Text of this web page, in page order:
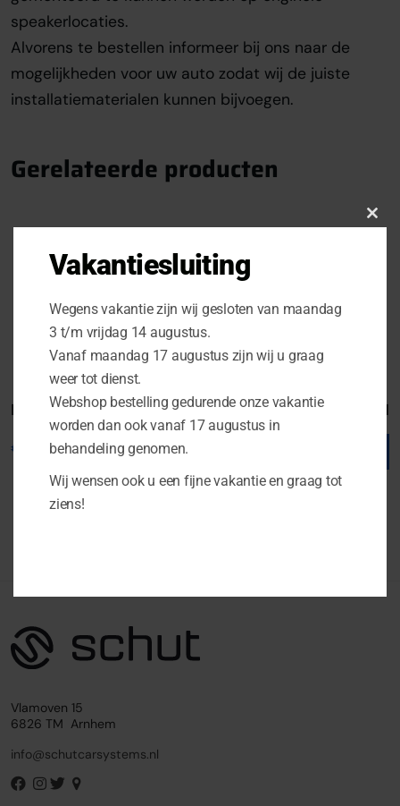
speakerlocaties.
Alvorens te bestellen informeer bij ons naar de
mogelijkheden voor uw auto zodat wij de juiste
installatiematerialen kunnen bijvoegen.
Gerelateerde producten
Boxmore LXE W165 S3.1
€ 79.00
Boxmore BXS W130 S3.1
Vlamoven 15
6826 TM Arnhem
info@schutcarsystems.nl
Vakantiesluiting
Wegens vakantie zijn wij gesloten van maandag
3 t/m vrijdag 14 augustus.
Vanaf maandag 17 augustus zijn wij u graag
weer tot dienst.
Webshop bestelling gedurende onze vakantie
worden dan ook vanaf 17 augustus in
behandeling genomen.
Wij wensen ook u een fijne vakantie en graag tot
ziens!